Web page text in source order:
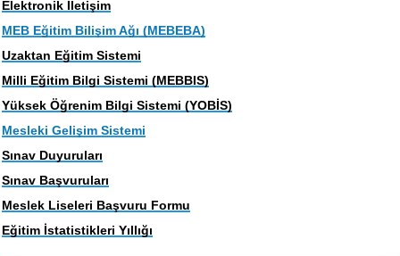
Elektronik İletişim
MEB Eğitim Bilişim Ağı (MEBEBA)
Uzaktan Eğitim Sistemi
Milli Eğitim Bilgi Sistemi (MEBBIS)
Yüksek Öğrenim Bilgi Sistemi (YOBİS)
Mesleki Gelişim Sistemi
Sınav Duyuruları
Sınav Başvuruları
Meslek Liseleri Başvuru Formu
Eğitim İstatistikleri Yıllığı